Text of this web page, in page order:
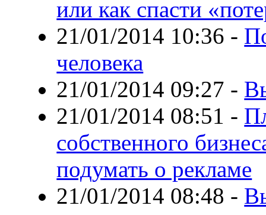
или как спасти
21/01/2014 10:36 -
человека
21/01/2014 09:27 -
21/01/2014 08:51 -
собственного
подумать о рекламе
21/01/2014 08:48 -